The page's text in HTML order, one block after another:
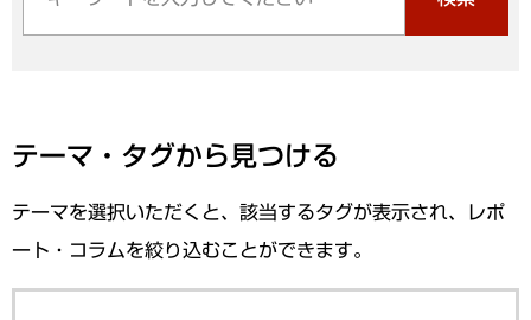
テーマ・タグから見つける
テーマを選択いただくと、該当するタグが表示され、レポ
ート・コラムを絞り込むことができます。